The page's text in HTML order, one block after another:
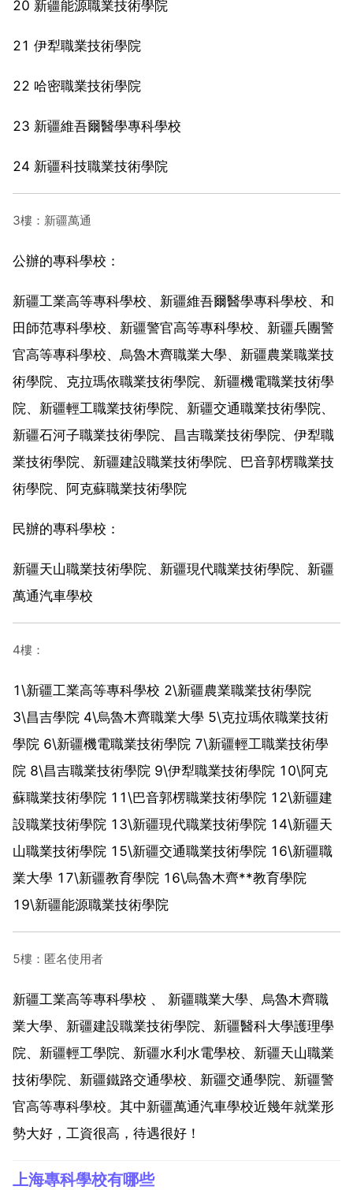
20 新疆能源職業技術學院
21 伊犁職業技術學院
22 哈密職業技術學院
23 新疆維吾爾醫學專科學校
24 新疆科技職業技術學院
3樓：新疆萬通
公辦的專科學校：
新疆工業高等專科學校、新疆維吾爾醫學專科學校、和
田師范專科學校、新疆警官高等專科學校、新疆兵團警
官高等專科學校、烏魯木齊職業大學、新疆農業職業技
術學院、克拉瑪依職業技術學院、新疆機電職業技術學
院、新疆輕工職業技術學院、新疆交通職業技術學院、
新疆石河子職業技術學院、昌吉職業技術學院、伊犁職
業技術學院、新疆建設職業技術學院、巴音郭楞職業技
術學院、阿克蘇職業技術學院
民辦的專科學校：
新疆天山職業技術學院、新疆現代職業技術學院、新疆
萬通汽車學校
4樓：
1\新疆工業高等專科學校 2\新疆農業職業技術學院
3\昌吉學院 4\烏魯木齊職業大學 5\克拉瑪依職業技術
學院 6\新疆機電職業技術學院 7\新疆輕工職業技術學
院 8\昌吉職業技術學院 9\伊犁職業技術學院 10\阿克
蘇職業技術學院 11\巴音郭楞職業技術學院 12\新疆建
設職業技術學院 13\新疆現代職業技術學院 14\新疆天
山職業技術學院 15\新疆交通職業技術學院 16\新疆職
業大學 17\新疆教育學院 16\烏魯木齊**教育學院
19\新疆能源職業技術學院
5樓：匿名使用者
新疆工業高等專科學校 、 新疆職業大學、烏魯木齊職
業大學、新疆建設職業技術學院、新疆醫科大學護理學
院、新疆輕工學院、新疆水利水電學校、新疆天山職業
技術學院、新疆鐵路交通學校、新疆交通學院、新疆警
官高等專科學校。其中新疆萬通汽車學校近幾年就業形
勢大好，工資很高，待遇很好！
上海專科學校有哪些